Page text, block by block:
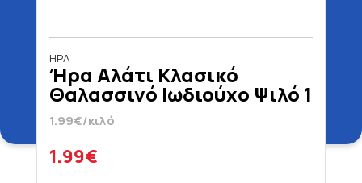
ΗΡΑ
Ήρα Αλάτι Κλασικό
Θαλασσινό Ιωδιούχο Ψιλό 1
kg
1.99€/κιλό
1.99€